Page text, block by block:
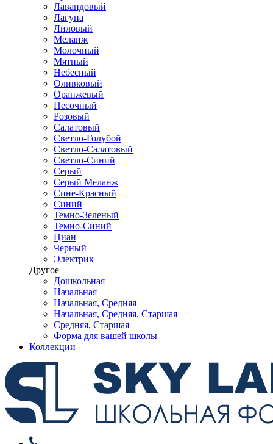
Лавандовый
Лагуна
Лиловый
Меланж
Молочный
Мятный
Небесный
Оливковый
Оранжевый
Песочный
Розовый
Салатовый
Светло-Голубой
Светло-Салатовый
Светло-Синий
Серый
Серый Меланж
Сине-Красный
Синий
Темно-Зеленый
Темно-Синий
Циан
Черный
Электрик
Другое
Дошкольная
Начальная
Начальная, Средняя
Начальная, Средняя, Старшая
Средняя, Старшая
Форма для вашей школы
Коллекции